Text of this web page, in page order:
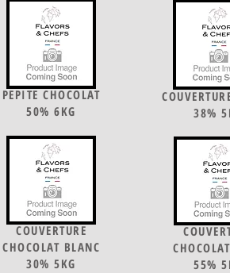
PEPITE CHOCOLAT
50% 6KG
COUVERTURE
CHOCOLAT BLANC
30% 5KG
38%
55%